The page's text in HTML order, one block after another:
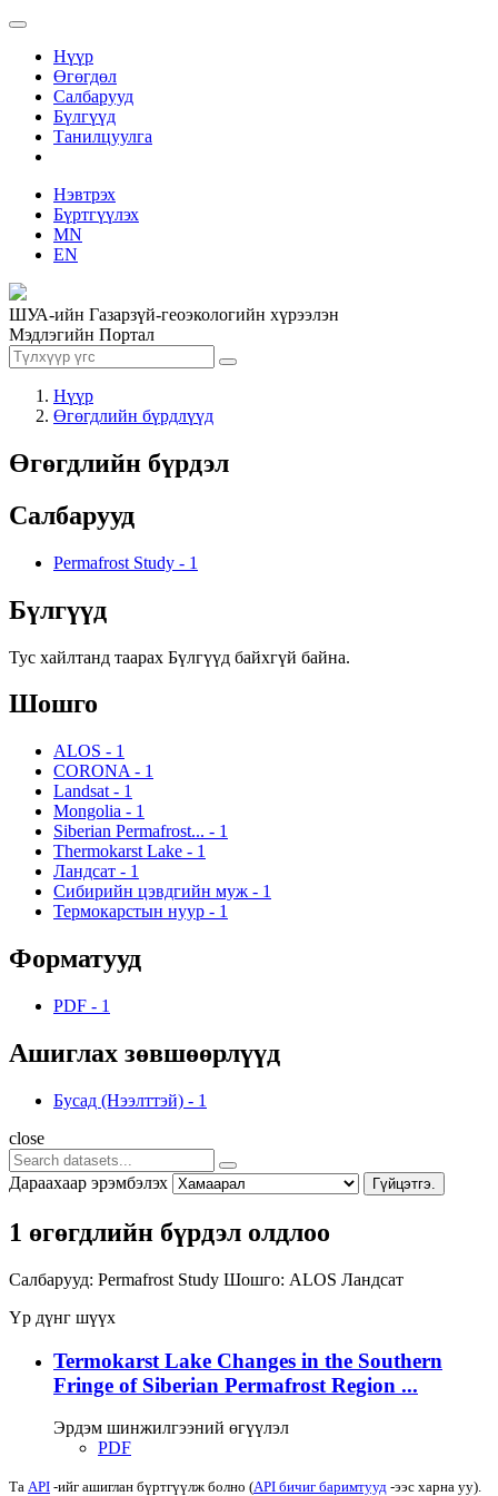
Нүүр
Өгөгдөл
Салбарууд
Бүлгүүд
Танилцуулга
Нэвтрэх
Бүртгүүлэх
MN
EN
ШУА-ийн Газарзүй-геоэкологийн хүрээлэн
Мэдлэгийн Портал
Нүүр
Өгөгдлийн бүрдлүүд
Өгөгдлийн бүрдэл
Салбарууд
Permafrost Study - 1
Бүлгүүд
Тус хайлтанд таарах Бүлгүүд байхгүй байна.
Шошго
ALOS - 1
CORONA - 1
Landsat - 1
Mongolia - 1
Siberian Permafrost... - 1
Thermokarst Lake - 1
Ландсат - 1
Сибирийн цэвдгийн муж - 1
Термокарстын нуур - 1
Форматууд
PDF - 1
Ашиглах зөвшөөрлүүд
Бусад (Нээлттэй) - 1
close
Дараахаар эрэмбэлэх Гүйцэтгэ.
1 өгөгдлийн бүрдэл олдлоо
Салбарууд: Permafrost Study Шошго: ALOS Ландсат
Үр дүнг шүүх
Termokarst Lake Changes in the Southern
Fringe of Siberian Permafrost Region ...
Эрдэм шинжилгээний өгүүлэл
PDF
Та API -ийг ашиглан бүртгүүлж болно (API бичиг баримтууд -ээс харна уу).